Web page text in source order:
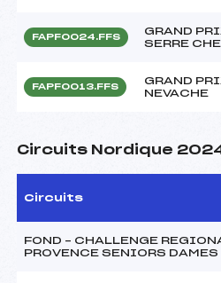
FAPF0024.FFS
GRAND
SERRE
FAPF0013.FFS
GRAND
NEVACHE
Circuits Nordique
Circuits
FOND – CHALLENGE
PROVENCE SENIORS DAMES